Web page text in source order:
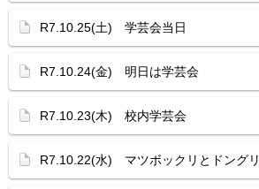
R7.10.25(土) 学芸会当日
R7.10.24(金) 明日は学芸会
R7.10.23(木) 校内学芸会
R7.10.22(水) マツボックリとドングリ